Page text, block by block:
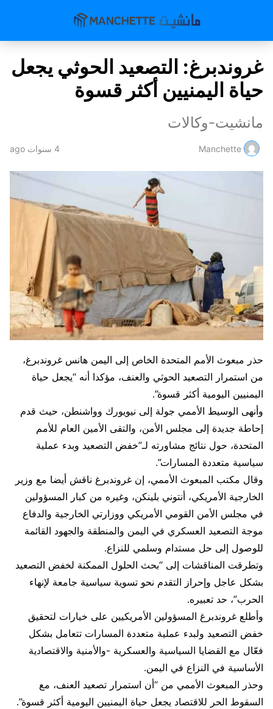
غروندبرغ: التصعيد الحوثي يجعل
حياة اليمنيين أكثر قسوة
مانشيت-وكالات
Manchette 4 سنوات ago
حذر مبعوث الأمم المتحدة الخاص إلى اليمن هانس غروندبرغ،
من استمرار التصعيد الحوثي والعنف، مؤكدا أنه “يجعل حياة
اليمنيين اليومية أكثر قسوة”.
وأنهى الوسيط الأممي جولة إلى نيويورك وواشنطن، حيث قدم
إحاطة جديدة إلى مجلس الأمن، والتقى الأمين العام للأمم
المتحدة، حول نتائج مشاورته لـ”خفض التصعيد وبدء عملية
سياسية متعددة المسارات”.
وقال مكتب المبعوث الأممي، إن غروندبرغ ناقش أيضا مع وزير
الخارجية الأمريكي، أنتوني بلينكن، وغيره من كبار المسؤولين
في مجلس الأمن القومي الأمريكي ووزارتي الخارجية والدفاع
موجة التصعيد العسكري في اليمن والمنطقة والجهود القائمة
للوصول إلى حل مستدام وسلمي للنزاع.
وتطرقت المناقشات إلى “بحث الحلول الممكنة لخفض التصعيد
بشكل عاجل وإحراز التقدم نحو تسوية سياسية جامعة لإنهاء
الحرب”، حد تعبيره.
وأطلع غروندبرغ المسؤولين الأمريكيين على خيارات لتحقيق
خفض التصعيد ولبدء عملية متعددة المسارات تتعامل بشكل
فعّال مع القضايا السياسية والعسكرية -والأمنية والاقتصادية
الأساسية في النزاع في اليمن.
وحذر المبعوث الأممي من “أن استمرار تصعيد العنف، مع
السقوط الحر للاقتصاد يجعل حياة اليمنيين اليومية أكثر قسوة”.